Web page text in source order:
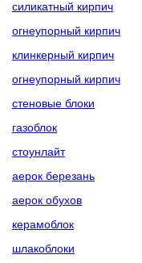
силикатный кирпич
огнеупорный кирпич
клинкерный кирпич
огнеупорный кирпич
стеновые блоки
газоблок
стоунлайт
аерок березань
аерок обухов
керамоблок
шлакоблоки